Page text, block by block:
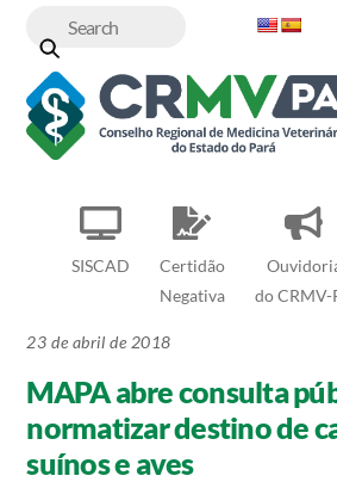
content
SISCAD
Certidão
Negativa
do CRMV-
23 de abril de 2018
MAPA abre consulta
normatizar destino de
suínos e aves